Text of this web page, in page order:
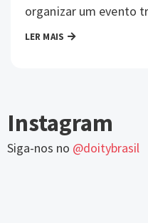
organizar um evento
LER MAIS
Instagram
Siga-nos no @doitybrasil